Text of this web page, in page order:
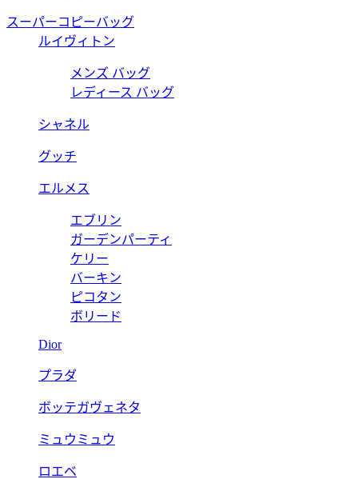
スーパーコピーバッグ
ルイヴィトン
メンズ バッグ
レディース バッグ
シャネル
グッチ
エルメス
エブリン
ガーデンパーティ
ケリー
バーキン
ピコタン
ボリード
Dior
プラダ
ボッテガヴェネタ
ミュウミュウ
ロエベ